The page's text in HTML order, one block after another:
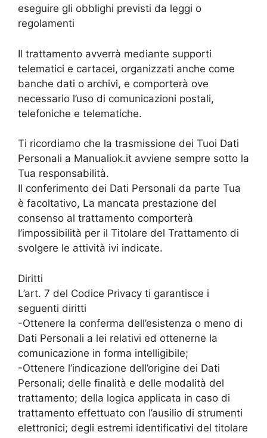
eseguire gli obblighi previsti da leggi o
regolamenti
Il trattamento avverrà mediante supporti
telematici e cartacei, organizzati anche come
banche dati o archivi, e comporterà ove
necessario l’uso di comunicazioni postali,
telefoniche e telematiche.
Ti ricordiamo che la trasmissione dei Tuoi Dati
Personali a Manualiok.it avviene sempre sotto la
Tua responsabilità.
Il conferimento dei Dati Personali da parte Tua
è facoltativo, La mancata prestazione del
consenso al trattamento comporterà
l’impossibilità per il Titolare del Trattamento di
svolgere le attività ivi indicate.
Diritti
L’art. 7 del Codice Privacy ti garantisce i
seguenti diritti
-Ottenere la conferma dell’esistenza o meno di
Dati Personali a lei relativi ed ottenerne la
comunicazione in forma intelligibile;
-Ottenere l’indicazione dell’origine dei Dati
Personali; delle finalità e delle modalità del
trattamento; della logica applicata in caso di
trattamento effettuato con l’ausilio di strumenti
elettronici; degli estremi identificativi del titolare